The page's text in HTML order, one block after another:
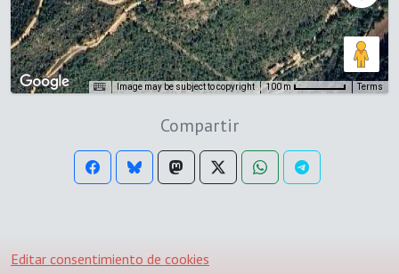
Image may be subject to copyright 100 m Terms
Compartir
Editar consentimiento de cookies